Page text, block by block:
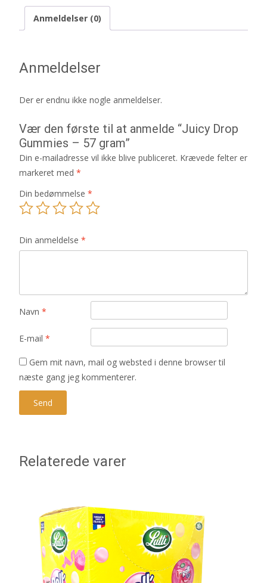
Anmeldelser (0)
Anmeldelser
Der er endnu ikke nogle anmeldelser.
Vær den første til at anmelde “Juicy Drop
Gummies – 57 gram”
Din e-mailadresse vil ikke blive publiceret. Krævede felter er
markeret med *
Din bedømmelse *
Din anmeldelse *
Navn *
E-mail *
Gem mit navn, mail og websted i denne browser til
næste gang jeg kommenterer.
Relaterede varer